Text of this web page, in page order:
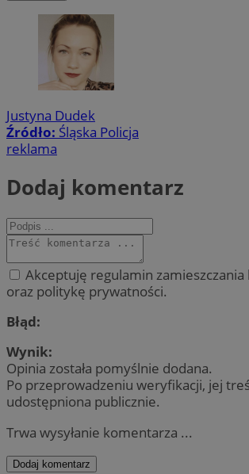
Justyna Dudek
Źródło: Śląska Policja
reklama
Dodaj komentarz
Akceptuję regulamin
oraz politykę prywatności.
Błąd:
Wynik:
Opinia została pomyślnie dodana.
Po przeprowadzeniu weryfikacji, jej
udostępniona publicznie.
Trwa wysyłanie komentarza ...
Dodaj komentarz